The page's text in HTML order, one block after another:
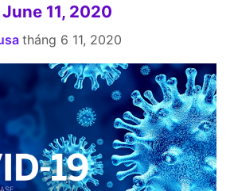
11, 2020
tháng 6 11, 2020